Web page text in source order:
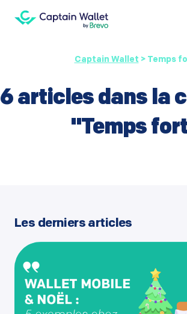
Captain Wallet > Temps
6 articles dans la
"Temps
Les derniers articles